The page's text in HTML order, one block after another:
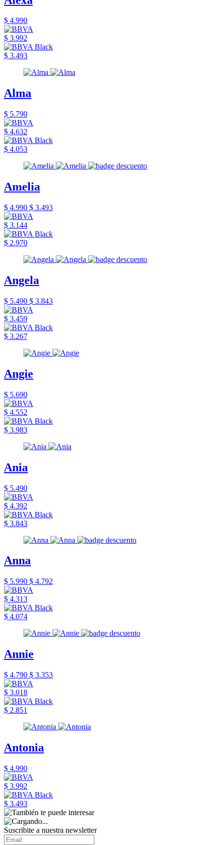
$ 4.990
$ 3.992
$ 3.493
Alma
$ 5.790
$ 4.632
$ 4.053
Amelia
$ 4.990 $ 3.493
$ 3.144
$ 2.970
Angela
$ 5.490 $ 3.843
$ 3.459
$ 3.267
Angie
$ 5.690
$ 4.552
$ 3.983
Ania
$ 5.490
$ 4.392
$ 3.843
Anna
$ 5.990 $ 4.792
$ 4.313
$ 4.074
Annie
$ 4.790 $ 3.353
$ 3.018
$ 2.851
Antonia
$ 4.990
$ 3.992
$ 3.493
Suscribite a nuestra newsletter